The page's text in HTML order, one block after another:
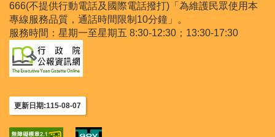
666(不提供行動電話及國際電話撥打)「為維護民眾使用本
專線服務品質，通話時間限制10分鐘」。
服務時間：星期一至星期五 8:30-12:30；13:30-17:30
更新日期:115-08-07